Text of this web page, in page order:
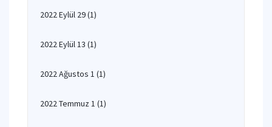
2022 Eylül 29(1)
2022 Eylül 13 (1)
2022 Ağustos 1 (1)
2022 Temmuz 1 (1)